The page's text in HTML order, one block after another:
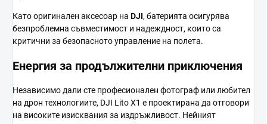
Като оригинален аксесоар на DJI, батерията осигурява
безпроблемна съвместимост и надеждност, които са
критични за безопасното управление на полета.
Енергия за продължителни приключения
Независимо дали сте професионален фотограф или любител
на дрон технологиите, DJI Lito X1 е проектирана да отговори
на високите изисквания за издръжливост. Нейният